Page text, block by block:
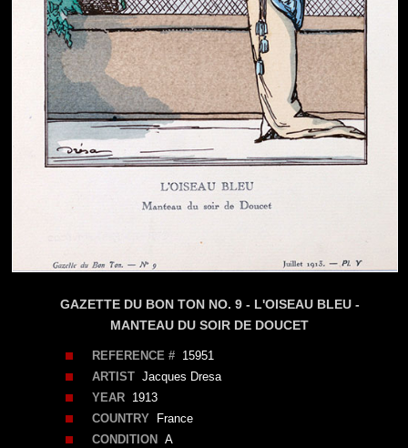
GAZETTE DU BON TON NO. 9 - L'OISEAU BLEU -
MANTEAU DU SOIR DE DOUCET
REFERENCE #15951
ARTISTJacques Dresa
YEAR1913
COUNTRYFrance
CONDITION
A